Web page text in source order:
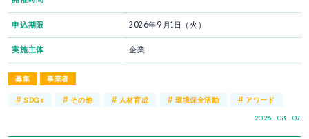
募集 事業者
2026 . 08 . 07
申込期限 2026年9月1日（火）
実施主体 企業
#SDGs #その他 # 人材育成 # 環境保全活動 # アワード